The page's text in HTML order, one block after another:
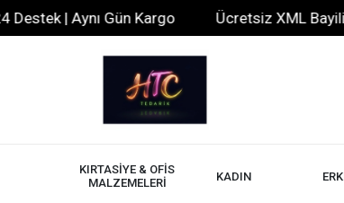
| Aynı Gün Kargo Ücretsiz XML Bayilik |
KIRTASİYE & OFİS
MALZEMELERİ
KADIN